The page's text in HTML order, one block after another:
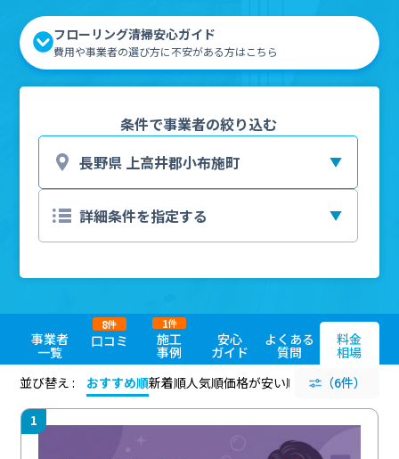
フローリング清掃安心ガイド
費用や事業者の選び方に不安がある方はこちら
条件で事業者の絞り込む
事業者
一覧
口コミ
8件
施工
事例
1件
安心
ガイド
よくある
質問
料金
相場
並び替え :
おすすめ順新着順人気順価格が安い順 評価が高い順
（6件）
1